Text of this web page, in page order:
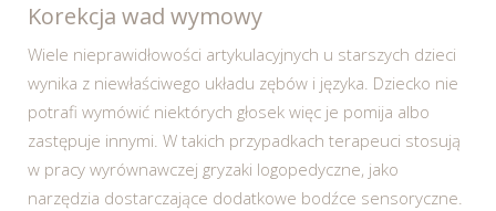
Korekcja wad wymowy
Wiele nieprawidłowości artykulacyjnych u starszych dzieci
wynika z niewłaściwego układu zębów i języka. Dziecko nie
potrafi wymówić niektórych głosek więc je pomija albo
zastępuje innymi. W takich przypadkach terapeuci stosują
w pracy wyrównawczej gryzaki logopedyczne, jako
narzędzia dostarczające dodatkowe bodźce sensoryczne.